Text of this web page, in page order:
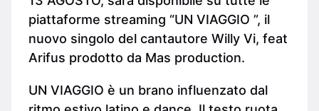
piattaforme streaming “UN VIAGGIO ”, il
nuovo singolo del cantautore Willy Vi, feat
Arifus prodotto da Mas production.
UN VIAGGIO è un brano influenzato dal